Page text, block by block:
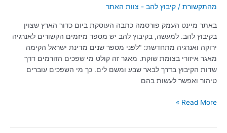
מהתקשורת / קיבוץ להב - צוות האתר
באתר מיינט העמק פורסמה כתבה העוסקת ביום כדור הארץ שצוין
בקיבוץ להב. למעשה, בקיבוץ להב יש מספר מיזמים הקשורים לאנרגיה
ירוקה ואנרגיה מתחדשת: "לפני מספר שנים מדינת ישראל הקימה
מאגר איזורי בצומת שוקת. מאגר זה קולט מי שפכים הזורמים דרך
שדות הקיבוץ בדרך לבאר שבע ומשם לים. כך מי השפכים עוברים
טיהור ואפשר לעשות בהם
Read More »